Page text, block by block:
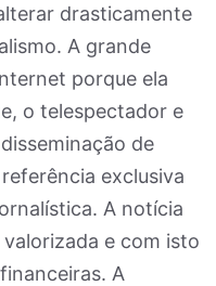
drasticamente
A grande
porque ela
o telespectador e
de
exclusiva
A notícia
valorizada e com isto
A